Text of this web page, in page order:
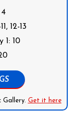
12-13
1: 10
Gallery. Get it here